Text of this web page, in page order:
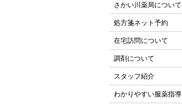
さかい川薬局について
処方箋ネット予約
在宅訪問について
調剤について
スタッフ紹介
わかりやすい服薬指導